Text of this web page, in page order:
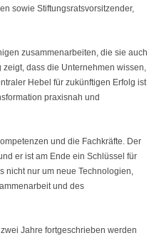
sowie Stiftungsratsvorsitzender,
zusammenarbeiten, die sie auch
dass die Unternehmen wissen,
Hebel für zukünftigen Erfolg ist
praxisnah und
und die Fachkräfte. Der
er ist am Ende ein Schlüssel für
nicht nur um neue Technologien,
und des
Jahre fortgeschrieben werden